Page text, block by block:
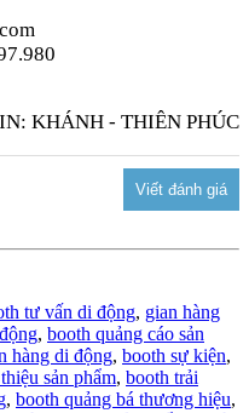
KHÁNH - THIÊN PHÚC
tư vấn di động, gian hàng
, booth quảng cáo sản
hàng di động, booth sự kiện,
sản phẩm, booth trải
, booth quảng bá thương hiệu,